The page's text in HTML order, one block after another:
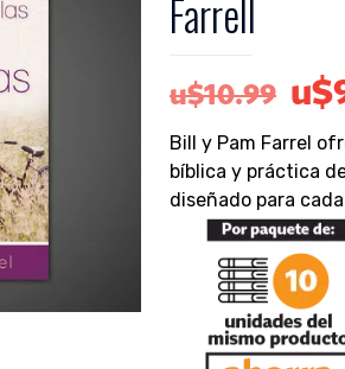
Farrell
u$10.99 El
u$
Bill y Pam Farrel
bíblica y práctica
diseñado para